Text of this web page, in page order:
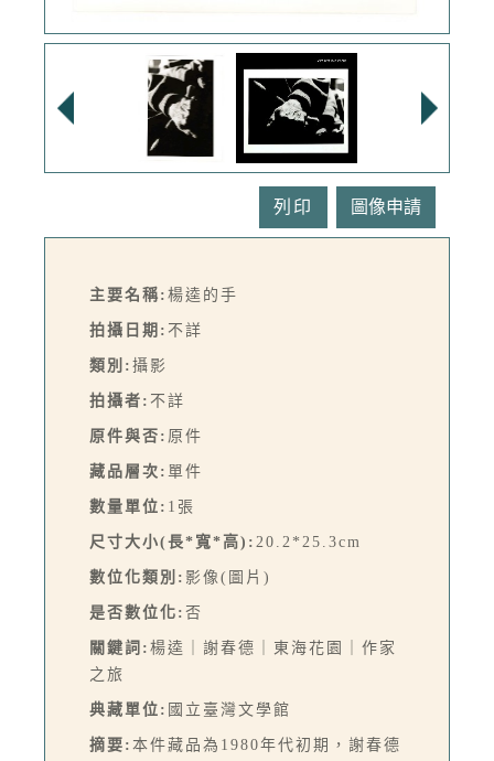
列印
主要名稱: 楊逵的手
拍攝日期: 不詳
類別: 攝影
拍攝者: 不詳
原件與否: 原件
藏品層次: 單件
數量單位: 1張
尺寸大小(長*寬*高): 20.2*25.3cm
數位化類別: 影像(圖片)
是否數位化: 否
關鍵詞: 楊逵｜謝春德｜東海花園｜作家
之旅
典藏單位: 國立臺灣文學館
摘要: 本件藏品為1980年代初期，謝春德